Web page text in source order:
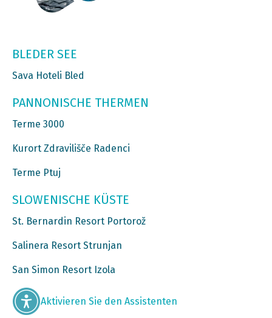
BLEDER SEE
Sava Hoteli Bled
PANNONISCHE THERMEN
Terme 3000
Kurort Zdravilišče Radenci
Terme Ptuj
SLOWENISCHE KÜSTE
St. Bernardin Resort Portorož
Salinera Resort Strunjan
San Simon Resort Izola
Aktivieren Sie den Assistenten